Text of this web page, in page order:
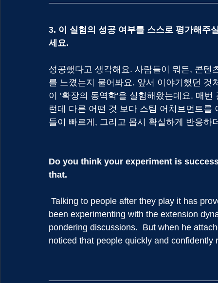
3. 이 실험의 성공 여부를 스스로 평가해주
세요.
성공했다고 생각해요. 사람들이 뭐든, 콘텐
를 느꼈는지 물어봐요. 앞서 이야기했던
이 ‘확장의 동역학'을 실험해왔는데요. 매
런데 다른 어떤 것 보다 스팀 어치브먼트
들이 빠르게, 그리고 몹시 확실하게 반응하
Do you think your experiment is
that.
been experimenting with the extension
pondering discussions.  But when he
noticed that people quickly and confidently